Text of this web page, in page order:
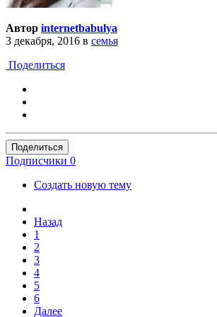
Автор internetbabulya
3 декабря, 2016 в семья
Поделиться
Поделиться
Подписчики 0
Создать новую тему
Назад
1
2
3
4
5
6
Далее